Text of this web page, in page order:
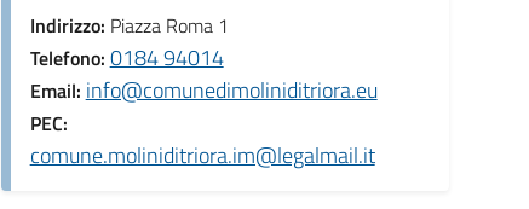
Indirizzo: Piazza Roma 1
Telefono: 0184 94014
Email: info@comunedimoliniditriora.eu
PEC:
comune.moliniditriora.im@legalmail.it